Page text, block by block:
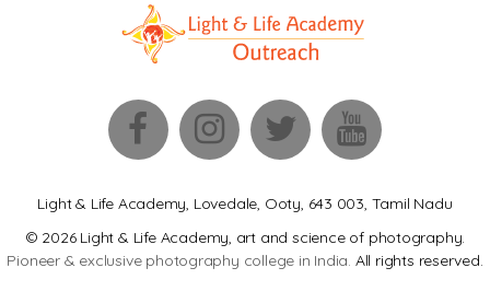
Light & Life Academy, Lovedale, Ooty, 643 003, Tamil Nadu
© 2026 Light & Life Academy, art and science of photography.
Pioneer & exclusive photography college in India. All rights reserved.